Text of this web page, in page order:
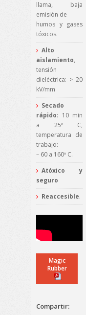
llama, baja
emisión de
humos y gases
tóxicos.
Alto
aislamiento,
tensión
dieléctrica: > 20
kV/mm
Secado
rápido: 10 min
a 25º C,
temperatura de
trabajo:
– 60 a 160º C.
Atóxico
y
seguro
Reaccesible.
Magic
Rubber
Compartir: